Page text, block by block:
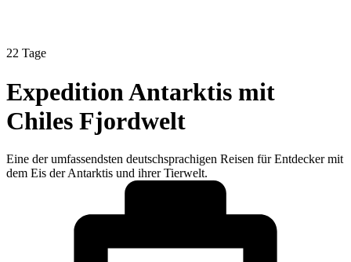
22 Tage
Expedition Antarktis mit
Chiles Fjordwelt
Eine der umfassendsten deutschsprachigen Reisen für Entdecker mit
dem Eis der Antarktis und ihrer Tierwelt.